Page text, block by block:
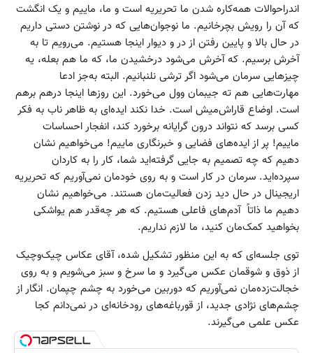
اندراحوالات همه‌کاره شدن ما تحریریه است و ما، ماییم و یک انگشت
که آن را رویش بچرخانیم. ما نوجوان‌هایی که در نوشتن دستی داریم
در حال بالا و پایین رفتن از در و دیوار اینجا هستیم. می‌رویم تا به
آخرش برسیم. که آخرش می‌شود درخشیدن ما، که ما هم بعله، یه
چیزهایی سرمان می‌شود اگر ترشی نلنبانیم. البته به‌جز ادعا
مهارت‌هایی هم ته جیبمان وول می‌خورد. این روزها اینجا درهم برهم
است. اوضاع قاراش‌میش است. خدا نکند ایده‌ای به ظاهر ناب به فکر
کسی برسد که نتواند درون گرایانه برخورد کند، انفجار احساسات
ماییم! پر از ایده‌های فضایی و خبرنگاری ماییم! می‌خواهیم نشان
دهیم که چه تصمیم به جایی گرفته‌اید شما، کار را به کاردان
سپرده‌اید. سرمان در کار است و به روی خودمان نمی‌آوریم که تحریریه
اریجینال در حال دید زدن فعالیت‌مان هستند. می‌خواهیم نشان
دهیم ما ذاتاً آدم‌های فاعلی هستیم. که هر چه‌قدر هم یواشکی
بخواهید کمک‌مان کنید، ما لازم نداریم.
توی جلسه‌ای که به این منظور تشکیل شده، آقای عکاس چیک‌و‌چیک
از ذوق و شوقمان عکس می‌گیرد و ما سرخ و سبز می‌شویم و به روی
خجالت‌زده‌مان نمی‌آوریم که دوربین می‌خورد به چشم چپمان. انگار از
چشم‌های نژادی جدید، از قورباغه‌های رودخانه‌ای در نمی‌دانم کجا
عکس علمی می‌گیرند.